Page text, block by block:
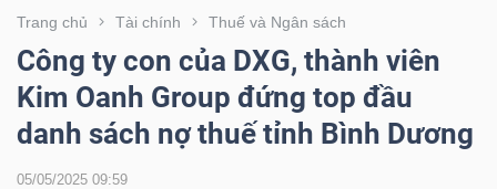
Trang chủ Tài chính Thuế và Ngân sách
Công ty con của DXG, thành viên
Kim Oanh Group đứng top đầu
danh sách nợ thuế tỉnh Bình Dương
05/05/2025 09:59
CHỨNG
KHOÁN